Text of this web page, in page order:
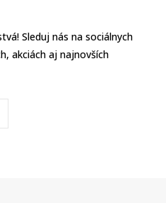
Sleduj nás na sociálnych
akciách aj najnovších